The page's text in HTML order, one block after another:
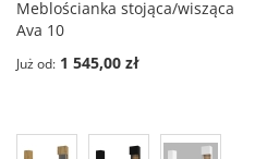
Meblościanka stojąca/wisząca
Ava 10
Już od 1 545,00 zł